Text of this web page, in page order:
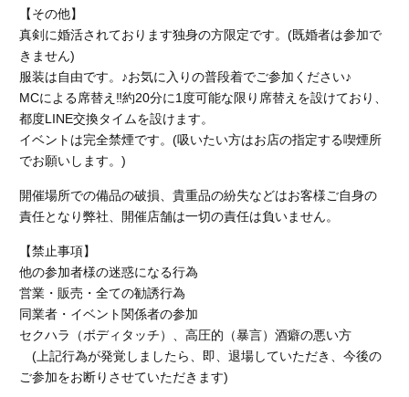
【その他】
真剣に婚活されております独身の方限定です。(既婚者は参加で
きません)
服装は自由です。♪お気に入りの普段着でご参加ください♪
MCによる席替え‼︎約20分に1度可能な限り席替えを設けており、
都度LINE交換タイムを設けます。
イベントは完全禁煙です。(吸いたい方はお店の指定する喫煙所
でお願いします。)
開催場所での備品の破損、貴重品の紛失などはお客様ご自身の
責任となり弊社、開催店舗は一切の責任は負いません。
【禁止事項】
他の参加者様の迷惑になる行為
営業・販売・全ての勧誘行為
同業者・イベント関係者の参加
セクハラ（ボディタッチ）、高圧的（暴言）酒癖の悪い方
(上記行為が発覚しましたら、即、退場していただき、今後の
ご参加をお断りさせていただきます)